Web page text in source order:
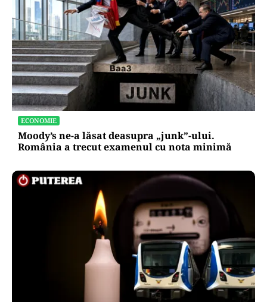
ECONOMIE
Moody’s ne-a lăsat deasupra „junk”-ului.
România a trecut examenul cu nota minimă